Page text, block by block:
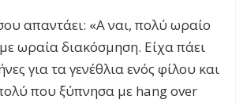
απαντάει: «Α ναι, πολύ ωραίο
ωραία διακόσμηση. Είχα πάει
για τα γενέθλια ενός φίλου και
που ξύπνησα με hang over